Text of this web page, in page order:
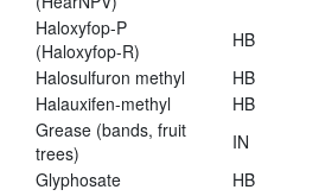
Haloxyfop-P
(Haloxyfop-R)
HB
Halosulfuron methyl
HB
Halauxifen-methyl
HB
Grease (bands, fruit
trees)
IN
Glyphosate
HB